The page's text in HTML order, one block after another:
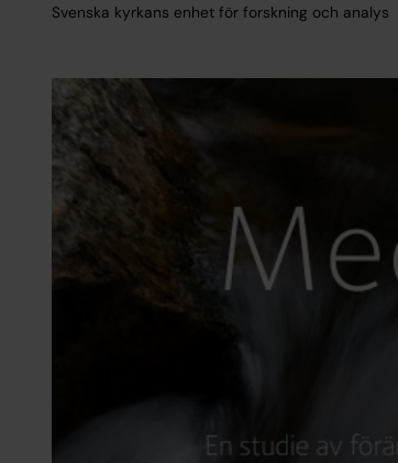
Svenska kyrkans enhet för forskning och analys